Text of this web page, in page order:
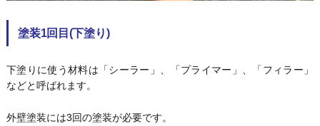
塗装1回目(下塗り)
下塗りに使う材料は「シーラー」、「プライマー」、「フィラー」
などと呼ばれます。
外壁塗装には3回の塗装が必要です。